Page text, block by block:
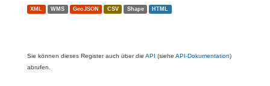
XML WMS GeoJSON CSV Shape HTML
Sie können dieses Register auch über die API (siehe API-Dokumentation)
abrufen.